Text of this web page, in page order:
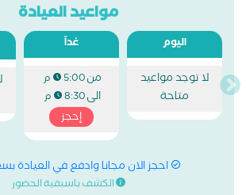
مواعيد العيادة
اليوم
لا توجد مواعيد
متاحة
غداً
من5:00 م
الى8:30 م
إحجز
احجز الان مجانا وادفع في العيادة
الكشف باسبقية الحضور